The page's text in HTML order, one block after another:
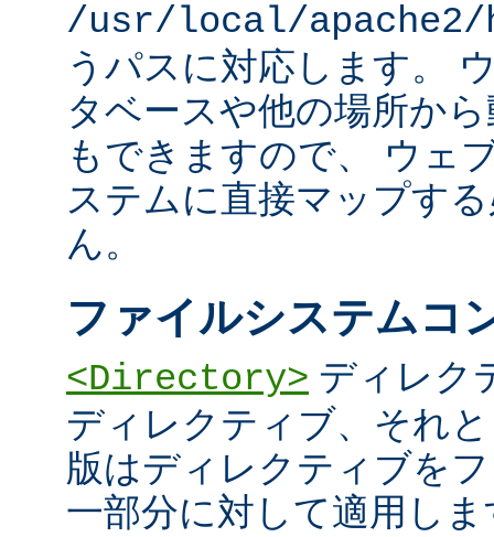
/usr/local/
うパスに対応します。
タベースや他の場所か
もできますので、 ウェ
ステムに直接マップす
ん。
ファイルシステムコ
<Directory> ディレク
ディレクティブ、それ
版はディレクティブを
一部分に対して適用し